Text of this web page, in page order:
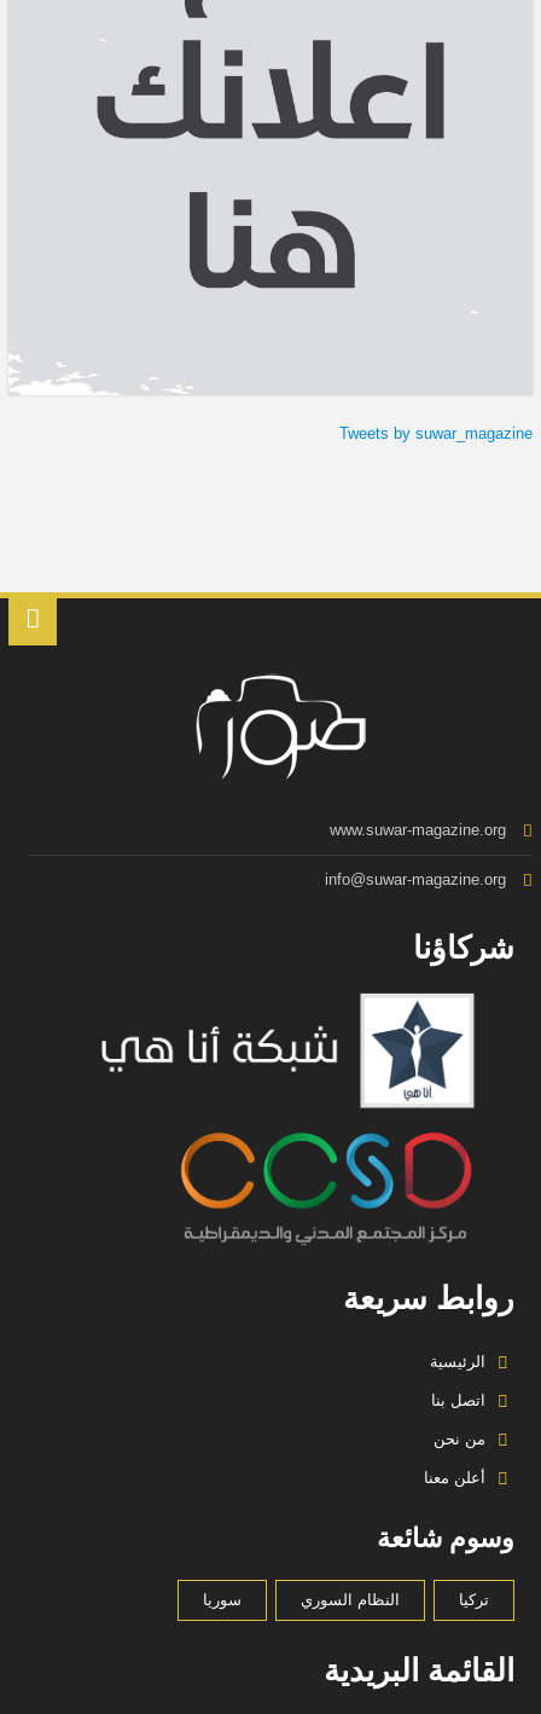
Tweets by suwar_magazine
www.suwar-magazine.org
info@suwar-magazine.org
شركاؤنا
روابط سريعة
الرئيسية
اتصل بنا
من نحن
أعلن معنا
وسوم شائعة
تركيا النظام السوري سوريا
القائمة البريدية